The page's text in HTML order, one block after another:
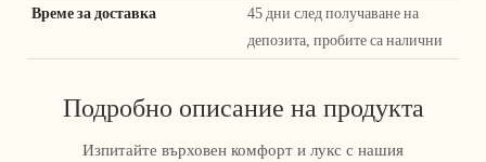
Време за доставка
45 дни след получаване на
депозита, пробите са налични
Подробно описание на продукта
Изпитайте върховен комфорт и лукс с нашия